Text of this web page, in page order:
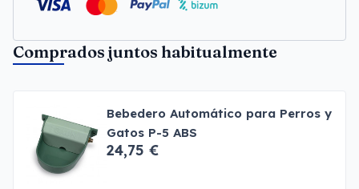
Comprados juntos habitualmente
Bebedero Automático para Perros y
Gatos P-5 ABS
24,75 €